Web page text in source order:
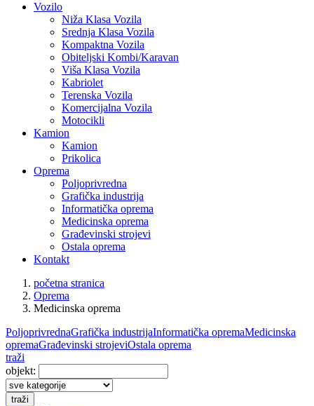
Vozilo
Niža Klasa Vozila
Srednja Klasa Vozila
Kompaktna Vozila
Obiteljski Kombi/Karavan
Viša Klasa Vozila
Kabriolet
Terenska Vozila
Komercijalna Vozila
Motocikli
Kamion
Kamion
Prikolica
Oprema
Poljoprivredna
Grafička industrija
Informatička oprema
Medicinska oprema
Građevinski strojevi
Ostala oprema
Kontakt
početna stranica
Oprema
Medicinska oprema
PoljoprivrednaGrafička industrijaInformatička opremaMedicinska
opremaGrađevinski strojeviOstala oprema
traži
objekt:
traži